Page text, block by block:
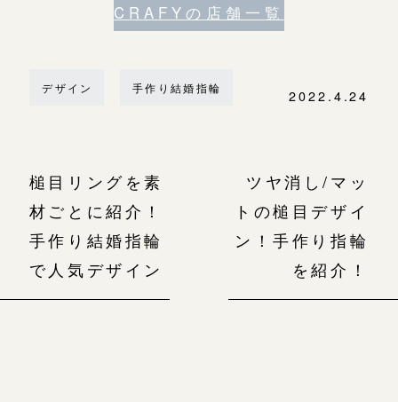
CRAFYの店舗一覧
デザイン 手作り結婚指輪 2022.4.24
槌目リングを素
材ごとに紹介！
手作り結婚指輪
で人気デザイン
ツヤ消し/マッ
トの槌目デザイ
ン！手作り指輪
を紹介！